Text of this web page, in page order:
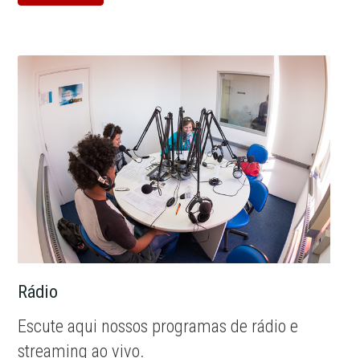
Rádio
Escute aqui nossos programas de rádio e
streaming ao vivo.